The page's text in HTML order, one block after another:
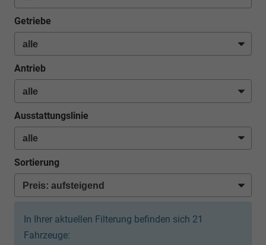
Getriebe
Antrieb
Ausstattungslinie
Sortierung
In Ihrer aktuellen Filterung befinden sich 21
Fahrzeuge: